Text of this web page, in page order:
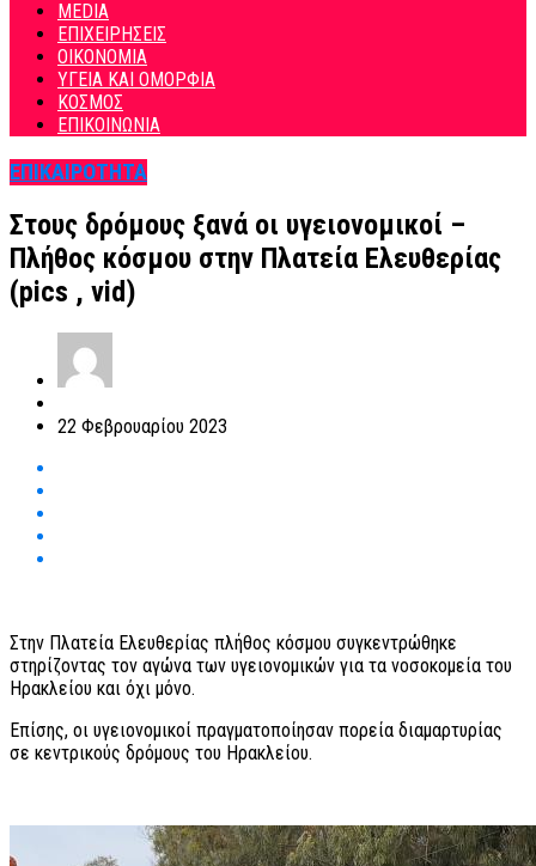
MEDIA
ΕΠΙΧΕΙΡΗΣΕΙΣ
ΟΙΚΟΝΟΜΙΑ
ΥΓΕΙΑ ΚΑΙ ΟΜΟΡΦΙΑ
ΚΟΣΜΟΣ
ΕΠΙΚΟΙΝΩΝΙΑ
ΕΠΙΚΑΙΡΟΤΗΤΑ
Στους δρόμους ξανά οι υγειονομικοί –
Πλήθος κόσμου στην Πλατεία Ελευθερίας
(pics , vid)
22 Φεβρουαρίου 2023
Στην Πλατεία Ελευθερίας πλήθος κόσμου συγκεντρώθηκε
στηρίζοντας τον αγώνα των υγειονομικών για τα νοσοκομεία του
Ηρακλείου και όχι μόνο.
Επίσης, οι υγειονομικοί πραγματοποίησαν πορεία διαμαρτυρίας
σε κεντρικούς δρόμους του Ηρακλείου.